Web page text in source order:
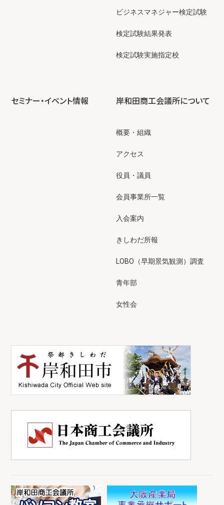
ビジネスマネジャー検定試験
検定試験結果発表
検定試験実施指定校
セミナー・イベント情報 岸和田商工会議所について
概要・組織
アクセス
役員・議員
会員事業所一覧
入会案内
きしわだ所報
LOBO（早期景気観測）調査
青年部
女性会